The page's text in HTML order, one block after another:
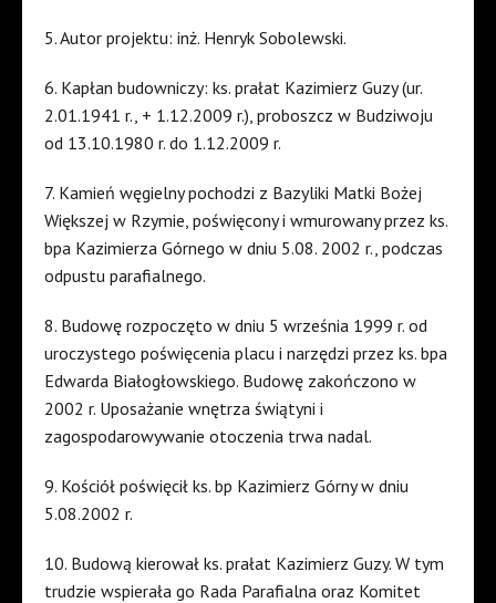
5.Autor projektu: inż. Henryk Sobolewski.
6. Kapłan budowniczy: ks. prałat Kazimierz Guzy(ur.
2.01.1941 r., + 1.12.2009 r.), proboszcz w Budziwoju
od 13.10.1980 r. do 1.12.2009 r.
7. Kamień węgielny pochodzi z Bazyliki Matki Bożej
Większej w Rzymie poświęconyi wmurowany przez ks.
bpa Kazimierza Górnego w dniu 5.08. 2002 r., podczas
odpustu parafialnego.
8. Budowę rozpoczęto w dniu 5 września 1999 r. od
uroczystego poświęcenia placu i narzędzi przez ks. bpa
Edwarda Białogłowskiego. Budowę zakończono w
2002 r. Uposażanie wnętrza świątyni i
zagospodarowywanie otoczenia trwa nadal.
9. Kościół poświęcił ks. bp Kazimierz Górnyw dniu
5.08.2002 r.
10. Budową kierował ks. prałat Kazimierz Guzy. W tym
trudzie wspierała go Rada Parafialna oraz Komitet